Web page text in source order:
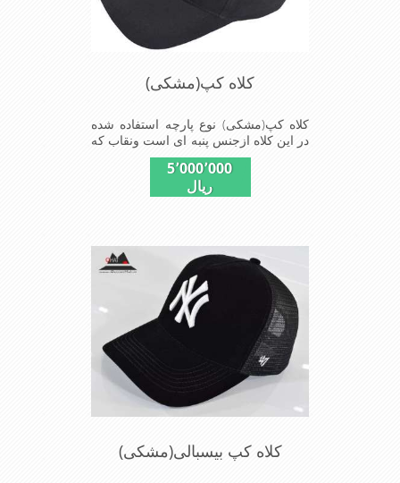
کلاه کپ(مشکی)
کلاه کپ(مشکی) نوع پارچه استفاده شده
در این کلاه ازجنس پنبه ای است ونقاب که
مناسب این شکل ازکلاه است شیک و
مناسب افراد خوش پوش جنس عالی
,دوخت مناسب,سبکی, خوش فرمی از
5٬000٬000
ریال
کلاه کپ بیسبالی(مشکی)